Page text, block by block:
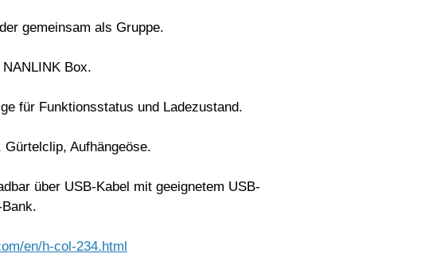
gemeinsam als Gruppe.
Box.
für Funktionsstatus und Ladezustand.
Gürtelclip, Aufhängeöse.
über USB-Kabel mit geeignetem USB-
en/h-col-234.html